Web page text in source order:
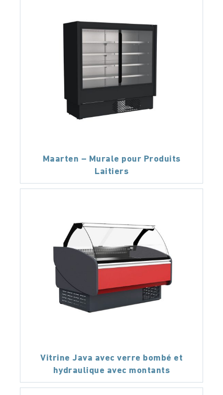
Maarten – Murale pour Produits
Laitiers
Vitrine Java avec verre bombé et
hydraulique avec montants